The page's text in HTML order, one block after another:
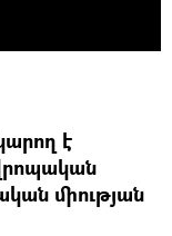
է
միության